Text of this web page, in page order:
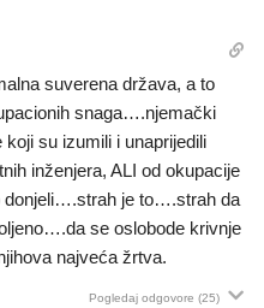
suverena država, a to
snaga….njemački
su izumili i unaprijedili
inženjera, ALI od okupacije
donjeli….strah je to….strah da
se oslobode krivnje
najveća žrtva.
Pogledaj odgovore (25)